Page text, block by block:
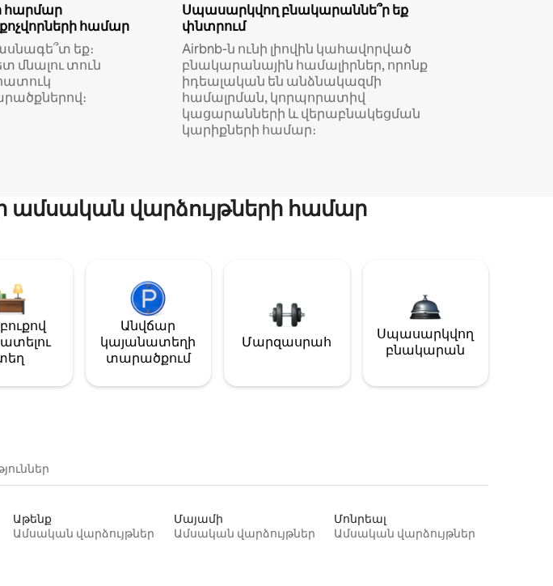
համար
եք։
մնալու տուն
Սպասարկվող բնակարաննե՞ր եք
փնտրում
Airbnb-ն ունի լիովին կահավորված
բնակարանային համալիրներ, որոնք
իդեալական են անձնակազմի
համալրման, կորպորատիվ
կացարանների և վերաբնակեցման
կարիքների համար։
ամսական վարձույթների համար
Անվճար
կայանատեղի
տարածքում
Մարզասրահ
Սպասարկվող
բնակարան
Աթենք
Ամսական վարձույթներ
Մայամի
Ամսական վարձույթներ
Մոնրեալ
Ամսական վարձույթներ